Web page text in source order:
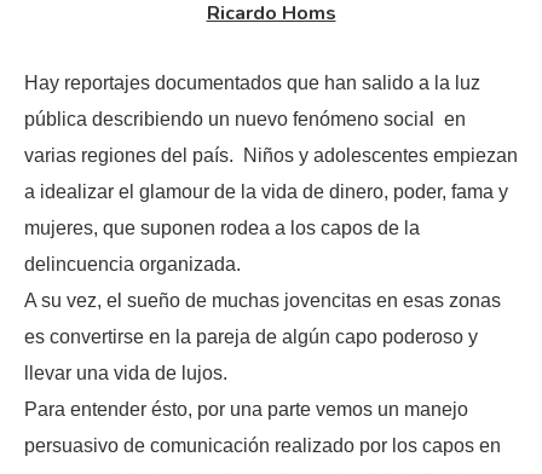
Ricardo Homs
Hay reportajes documentados que han salido a la luz
pública describiendo un nuevo fenómeno social en
varias regiones del país. Niños y adolescentes empiezan
a idealizar el glamour de la vida de dinero, poder, fama y
mujeres, que suponen rodea a los capos de la
delincuencia organizada.
A su vez, el sueño de muchas jovencitas en esas zonas
es convertirse en la pareja de algún capo poderoso y
llevar una vida de lujos.
Para entender ésto, por una parte vemos un manejo
persuasivo de comunicación realizado por los capos en